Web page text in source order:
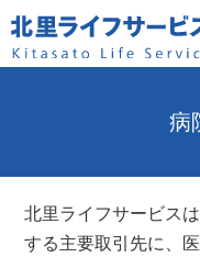
病
北里ライフサービス
する主要取引先に、